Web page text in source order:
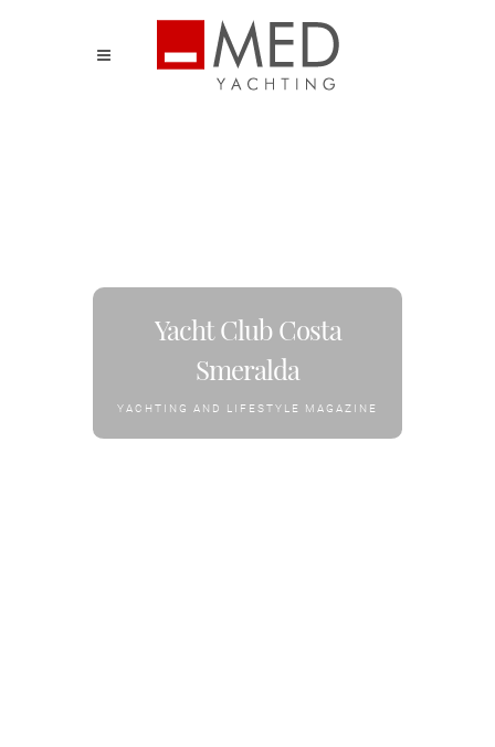
Yacht Club Costa
Smeralda
YACHTING AND LIFESTYLE MAGAZINE